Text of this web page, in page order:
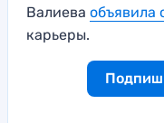
Валиева объявила
карьеры.